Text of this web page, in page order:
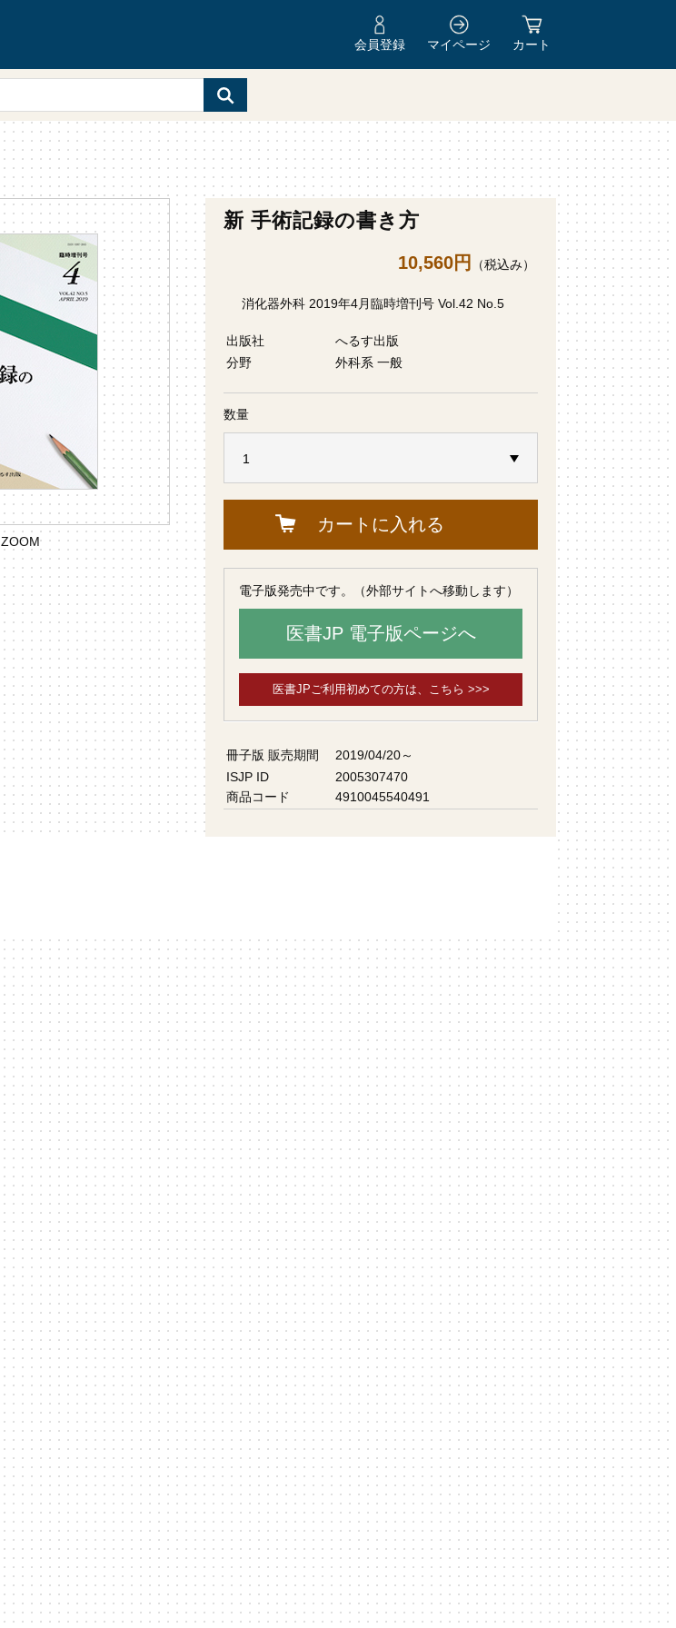
会員登録 マイページ カート
ZOOM
新 手術記録の書き方
10,560円 （税込み）
消化器外科 2019年4月臨時増刊号 Vol.42 No.5
出版社
へるす出版
分野
外科系 一般
数量
カートに入れる
電子版発売中です。（外部サイトへ移動します）
医書JP 電子版ページへ
医書JPご利用初めての方は、こちら >>>
冊子版 販売期間
2019/04/20～
ISJP ID
2005307470
商品コード
4910045540491